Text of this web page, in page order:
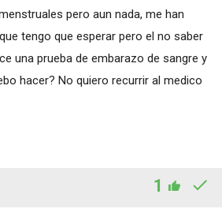
pero aun nada, me han
tengo que esperar pero el no saber
una prueba de embarazo de sangre y
hacer? No quiero recurrir al medico
1